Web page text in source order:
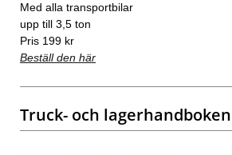
Med alla transportbilar
upp till 3,5 ton
Pris 199 kr
Beställ den här
Truck- och lagerhandboken